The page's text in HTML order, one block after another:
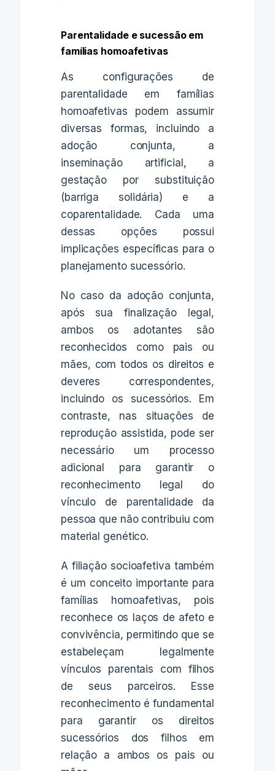
Parentalidade e sucessão em
famílias homoafetivas
As configurações de
parentalidade em famílias
homoafetivas podem assumir
diversas formas, incluindo a
adoção conjunta, a
inseminação artificial, a
gestação por substituição
(barriga solidária) e a
coparentalidade. Cada uma
dessas opções possui
implicações específicas para o
planejamento sucessório.
No caso da adoção conjunta,
após sua finalização legal,
ambos os adotantes são
reconhecidos como pais ou
mães, com todos os direitos e
deveres correspondentes,
incluindo os sucessórios. Em
contraste, nas situações de
reprodução assistida, pode ser
necessário um processo
adicional para garantir o
reconhecimento legal do
vínculo de parentalidade da
pessoa que não contribuiu com
material genético.
A filiação socioafetiva também
é um conceito importante para
famílias homoafetivas, pois
reconhece os laços de afeto e
convivência, permitindo que se
estabeleçam legalmente
vínculos parentais com filhos
de seus parceiros. Esse
reconhecimento é fundamental
para garantir os direitos
sucessórios dos filhos em
relação a ambos os pais ou